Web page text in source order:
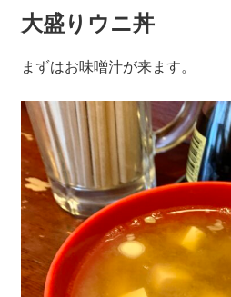
大盛りウニ丼
まずはお味噌汁が来ます。